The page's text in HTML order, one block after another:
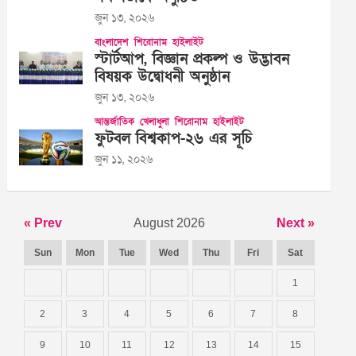
জুন ১৩, ২০২৬
বাংলাদেশ শিরোনাম হাইলাইট
স্টার্টআপ, বিজ্ঞান প্রকল্প ও উদ্ভাবন
বিষয়ক উদ্বোধনী অনুষ্ঠান
জুন ১৩, ২০২৬
আন্তর্জাতিক খেলাধুলা শিরোনাম হাইলাইট
ফুটবল বিশ্বকাপ-২৬ এর সূচি
জুন ১১, ২০২৬
« Prev August 2026 Next »
Sun Mon Tue Wed Thu Fri Sat
1
2 3 4 5 6 7 8
9 10 11 12 13 14 15